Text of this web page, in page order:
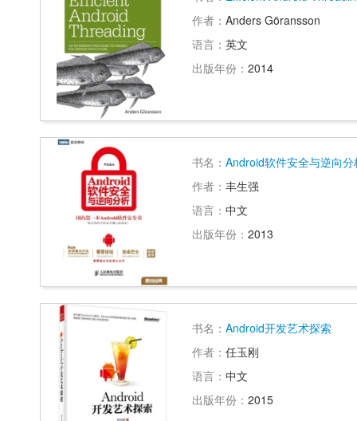
作者： Anders Göransson
语言： 英文
出版年份： 2014
书名： Android软件安全与逆向分
作者： 丰生强
语言： 中文
出版年份： 2013
书名： Android开发艺术探索
作者： 任玉刚
语言： 中文
出版年份： 2015